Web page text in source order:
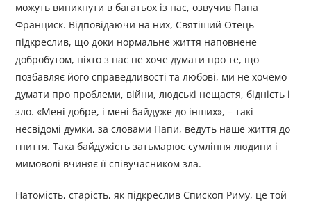
можуть виникнути в багатьох із нас, озвучив Папа
Франциск. Відповідаючи на них, Святіший Отець
підкреслив, що доки нормальне життя наповнене
добробутом, ніхто з нас не хоче думати про те, що
позбавляє його справедливості та любові, ми не хочемо
думати про проблеми, війни, людські нещастя, бідність і
зло. «Мені добре, і мені байдуже до інших», – такі
несвідомі думки, за словами Папи, ведуть наше життя до
гниття. Така байдужість затьмарює сумління людини і
мимоволі вчиняє її співучасником зла.
Натомість, старість, як підкреслив Єпископ Риму, це той